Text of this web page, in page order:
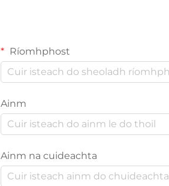
Ríomhphost
Ainm
Ainm na cuideachta